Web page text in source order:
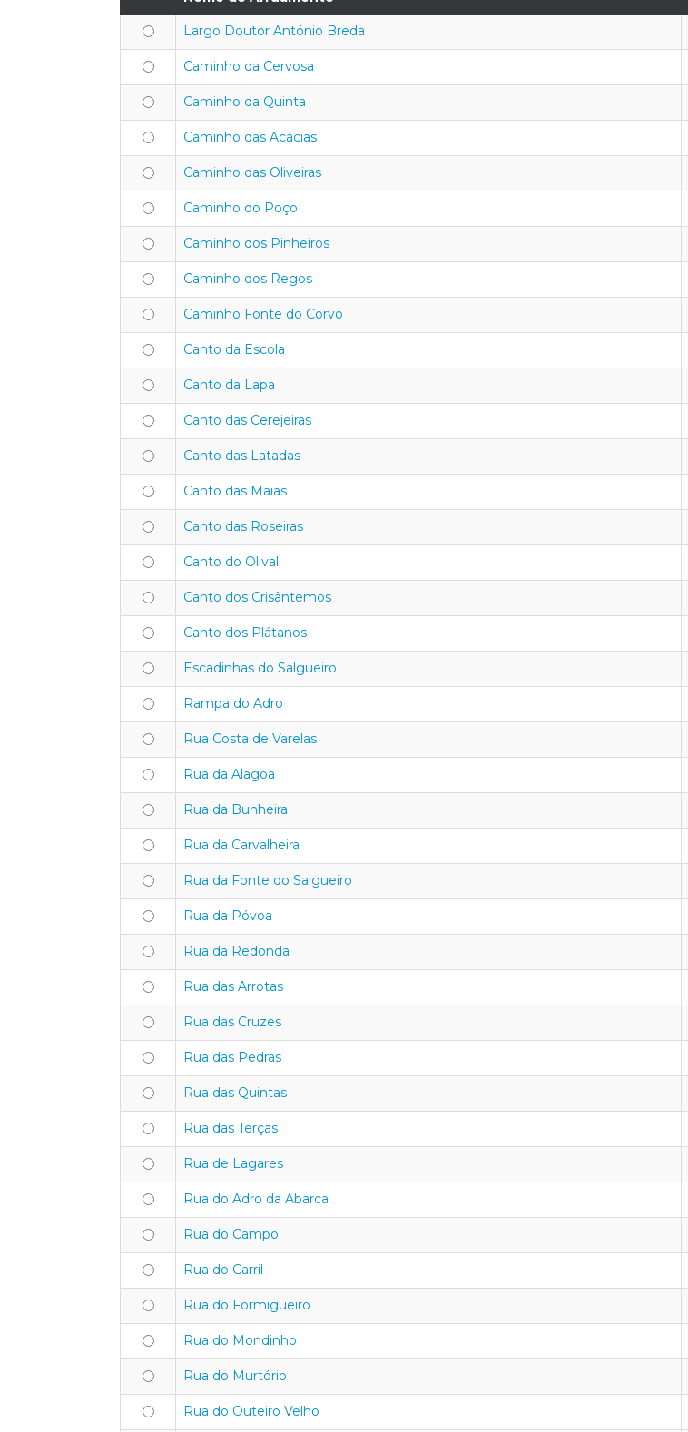
Largo Doutor António Breda
Caminho da Cervosa
Caminho da Quinta
Caminho das Acácias
Caminho das Oliveiras
Caminho do Poço
Caminho dos Pinheiros
Caminho dos Regos
Caminho Fonte do Corvo
Canto da Escola
Canto da Lapa
Canto das Cerejeiras
Canto das Latadas
Canto das Maias
Canto das Roseiras
Canto do Olival
Canto dos Crisântemos
Canto dos Plátanos
Escadinhas do Salgueiro
Rampa do Adro
Rua Costa de Varelas
Rua da Alagoa
Rua da Bunheira
Rua da Carvalheira
Rua da Fonte do Salgueiro
Rua da Póvoa
Rua da Redonda
Rua das Arrotas
Rua das Cruzes
Rua das Pedras
Rua das Quintas
Rua das Terças
Rua de Lagares
Rua do Adro da Abarca
Rua do Campo
Rua do Carril
Rua do Formigueiro
Rua do Mondinho
Rua do Murtório
Rua do Outeiro Velho